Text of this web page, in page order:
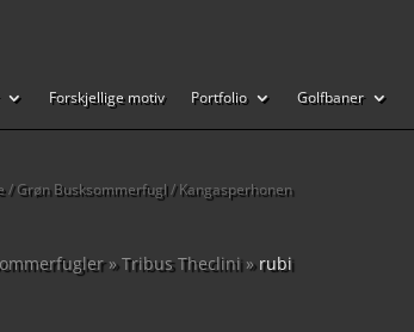
Forskjellige motiv Portfolio Golfbaner
Grøn Busksommerfugl / Kangasperhonen
»Tribus Theclini»rubi